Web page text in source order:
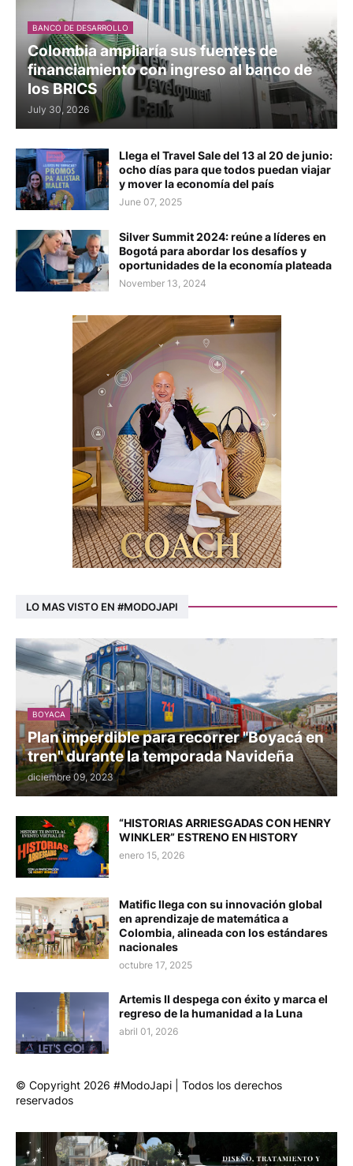
BANCO DE DESARROLLO
Colombia ampliaría sus fuentes de
financiamiento con ingreso al banco de
los BRICS
July 30, 2026
Llega el Travel Sale del 13 al 20 de junio:
ocho días para que todos puedan viajar
y mover la economía del país
June 07, 2025
Silver Summit 2024: reúne a líderes en
Bogotá para abordar los desafíos y
oportunidades de la economía plateada
November 13, 2024
LO MAS VISTO EN #MODOJAPI
BOYACA
Plan imperdible para recorrer "Boyacá en
tren" durante la temporada Navideña
diciembre 09, 2023
“HISTORIAS ARRIESGADAS CON HENRY
WINKLER” ESTRENO EN HISTORY
enero 15, 2026
Matific llega con su innovación global
en aprendizaje de matemática a
Colombia, alineada con los estándares
nacionales
octubre 17, 2025
Artemis II despega con éxito y marca el
regreso de la humanidad a la Luna
abril 01, 2026
© Copyright 2026 #ModoJapi | Todos los derechos
reservados